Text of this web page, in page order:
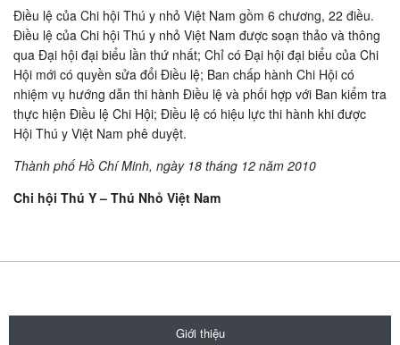
Ðiều lệ của Chi hội Thú y nhỏ Việt Nam gồm 6 chương, 22 điều.
Ðiều lệ của Chi hội Thú y nhỏ Việt Nam được soạn thảo và thông
qua Ðại hội đại biểu lần thứ nhất; Chỉ có Ðại hội đại biểu của Chi
Hội mới có quyền sửa đổi Ðiều lệ; Ban chấp hành Chi Hội có
nhiệm vụ hướng dẫn thi hành Ðiều lệ và phối hợp với Ban kiểm tra
thực hiện Ðiều lệ Chi Hội; Ðiều lệ có hiệu lực thi hành khi được
Hội Thú y Việt Nam phê duyệt.
Thành phố Hồ Chí Minh, ngày 18 tháng 12 năm 2010
Chi hội Thú Y – Thú Nhỏ Việt Nam
Giới thiệu